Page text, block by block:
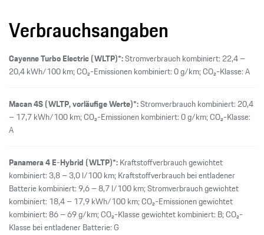
Verbrauchsangaben
Cayenne Turbo Electric (WLTP)*:Stromverbrauch kombiniert: 22,4 –
20,4 kWh/100 km; CO₂-Emissionen kombiniert: 0 g/km; CO₂-Klasse: A
Macan 4S (WLTP, vorläufige Werte)*:Stromverbrauch kombiniert: 20,4
– 17,7 kWh/100 km; CO₂-Emissionen kombiniert: 0 g/km; CO₂-Klasse:
A
Panamera 4 E-Hybrid (WLTP)*:Kraftstoffverbrauch gewichtet
kombiniert: 3,8 – 3,0 l/100 km; Kraftstoffverbrauch bei entladener
Batterie kombiniert: 9,6 – 8,7 l/100 km; Stromverbrauch gewichtet
kombiniert: 18,4 – 17,9 kWh/100 km; CO₂-Emissionen gewichtet
kombiniert: 86 – 69 g/km; CO₂-Klasse gewichtet kombiniert: B; CO₂-
Klasse bei entladener Batterie: G